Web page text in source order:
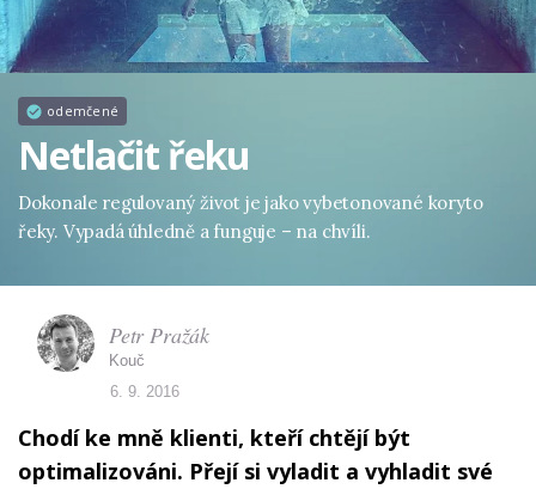
odemčené
Netlačit řeku
Dokonale regulovaný život je jako vybetonované koryto
řeky. Vypadá úhledně a funguje – na chvíli.
Chodí ke mně klienti, kteří chtějí být
optimalizováni. Přejí si vyladit a vyhladit své
Petr Pražák
Kouč
6. 9. 2016